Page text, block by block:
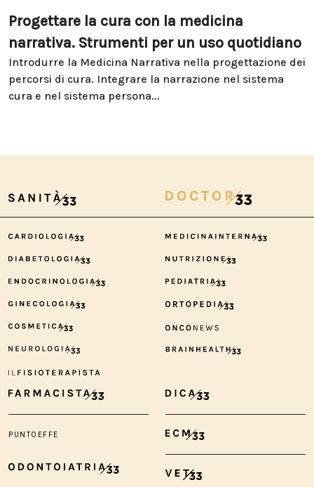
Progettare la cura con la medicina
narrativa. Strumenti per un uso quotidiano
Introdurre la Medicina Narrativa nella progettazione dei
percorsi di cura. Integrare la narrazione nel sistema
cura e nel sistema persona...